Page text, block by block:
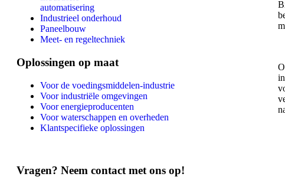
automatisering
Industrieel onderhoud
Paneelbouw
Meet- en regeltechniek
Oplossingen op maat
Voor de voedingsmiddelen-industrie
Voor industriële omgevingen
Voor energieproducenten
Voor waterschappen en overheden
Klantspecifieke oplossingen
Vragen? Neem contact met ons op!